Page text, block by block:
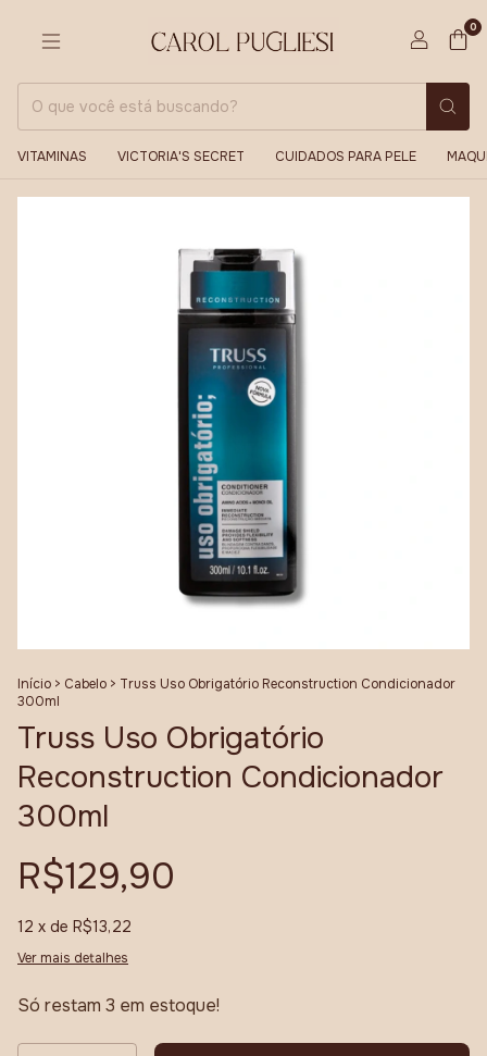
0
VITAMINAS VICTORIA'S SECRET CUIDADOS PARA PELE
Início > Cabelo > Truss Uso Obrigatório Reconstruction Condicionador
300ml
Truss Uso Obrigatório
Reconstruction Condicionador
300ml
R$129,90
12 x de R$13,22
Ver mais detalhes
Só restam 3 em estoque!